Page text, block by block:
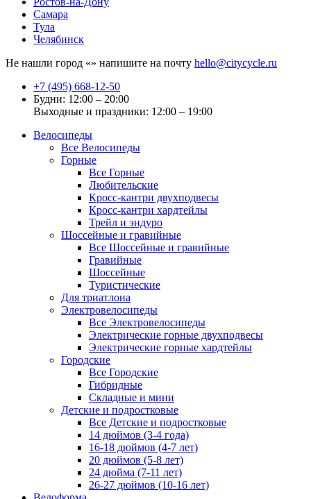
Самара
Тула
Челябинск
Не нашли город «» напишите на почту hello@citycycle.ru
+7 (495) 668-12-50
Будни: 12:00 – 20:00
Выходные и праздники: 12:00 – 19:00
Велосипеды
Все Велосипеды
Горные
Все Горные
Любительские
Кросс-кантри двухподвесы
Кросс-кантри хардтейлы
Трейл и эндуро
Шоссейные и гравийные
Все Шоссейные и гравийные
Гравийные
Шоссейные
Туристические
Для триатлона
Электровелосипеды
Все Электровелосипеды
Электрические горные двухподвесы
Электрические горные хардтейлы
Городские
Все Городские
Гибридные
Складные и мини
Детские и подростковые
Все Детские и подростковые
14 дюймов (3-4 года)
16-18 дюймов (4-7 лет)
20 дюймов (5-8 лет)
24 дюйма (7-11 лет)
26-27 дюймов (10-16 лет)